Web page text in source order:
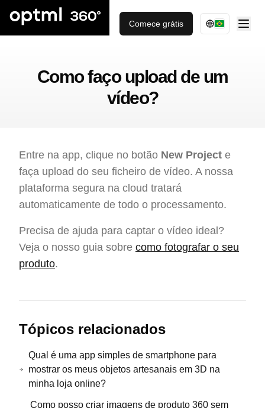
Comece grátis
Como faço upload de um
vídeo?
Entre na app, clique no botão New Project e
faça upload do seu ficheiro de vídeo. A nossa
plataforma segura na cloud tratará
automaticamente de todo o processamento.
Precisa de ajuda para captar o vídeo ideal?
Veja o nosso guia sobre como fotografar o seu
produto.
Tópicos relacionados
Qual é uma app simples de smartphone para
mostrar os meus objetos artesanais em 3D na
minha loja online?
Como posso criar imagens de produto 360 sem